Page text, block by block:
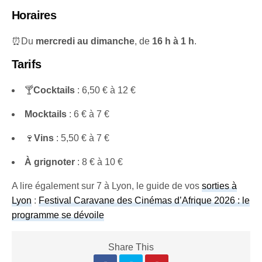
Horaires
⏰Du mercredi au dimanche, de 16 h à 1 h.
Tarifs
🍸Cocktails : 6,50 € à 12 €
Mocktails : 6 € à 7 €
🍷 Vins : 5,50 € à 7 €
À grignoter : 8 € à 10 €
A lire également sur 7 à Lyon, le guide de vossorties à
Lyon :Festival Caravane des Cinémas d’Afrique 2026 : le
programme se dévoile
Share This